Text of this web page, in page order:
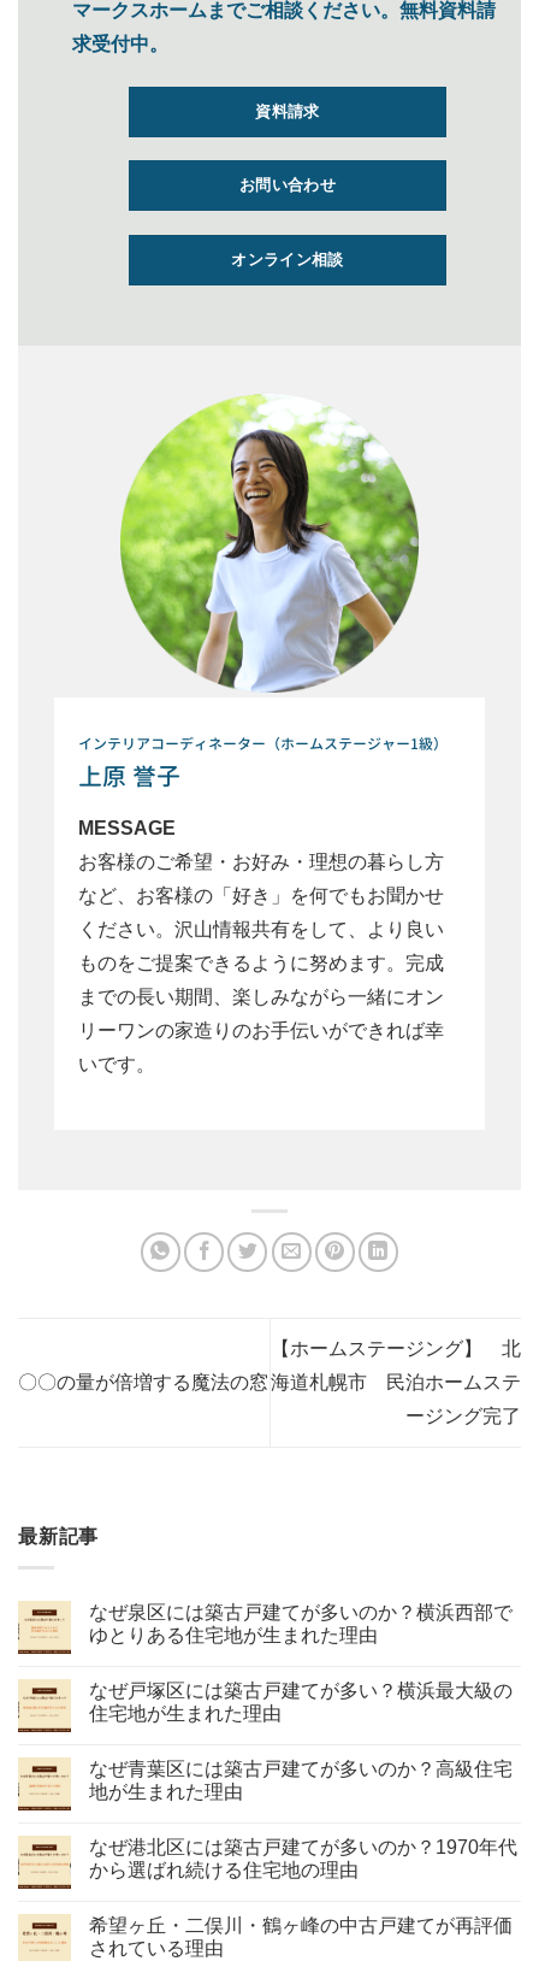
マークスホームまでご相談ください。無料資料請
求受付中。
資料請求
お問い合わせ
オンライン相談
インテリアコーディネーター（ホームステージャー1級）
上原 誉子
MESSAGE
お客様のご希望・お好み・理想の暮らし方
など、お客様の「好き」を何でもお聞かせ
ください。沢山情報共有をして、より良い
ものをご提案できるように努めます。完成
までの長い期間、楽しみながら一緒にオン
リーワンの家造りのお手伝いができれば幸
いです。
〇〇の量が倍増する魔法の窓
【ホームステージング】 北
海道札幌市 民泊ホームステ
ージング完了
最新記事
なぜ泉区には築古戸建てが多いのか？横浜西部で
ゆとりある住宅地が生まれた理由
なぜ戸塚区には築古戸建てが多い？横浜最大級の
住宅地が生まれた理由
なぜ青葉区には築古戸建てが多いのか？高級住宅
地が生まれた理由
なぜ港北区には築古戸建てが多いのか？1970年代
から選ばれ続ける住宅地の理由
希望ヶ丘・二俣川・鶴ヶ峰の中古戸建てが再評価
されている理由